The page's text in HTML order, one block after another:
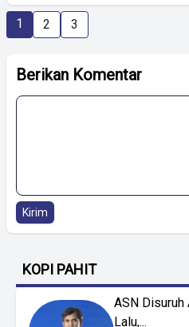
1 2 3
Berikan Komentar
Kirim
KOPI PAHIT
ASN Disuruh
Lalu,...